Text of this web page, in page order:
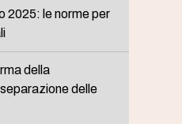
2025: le norme per
della
delle